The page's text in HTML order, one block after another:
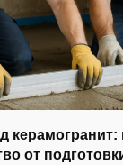
керамогранит:
от